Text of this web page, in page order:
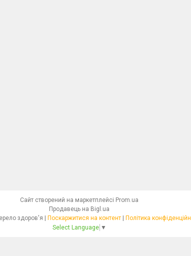
Сайт створений на маркетплейсі Prom.ua
Продавець на Bigl.ua
Поскаржитися на контент
Політика
Select Language ▼